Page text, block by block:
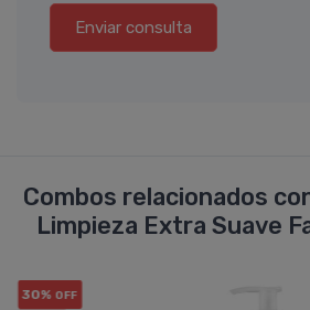
Enviar consulta
Combos relacionados
Limpieza Extra Suave
30% OFF